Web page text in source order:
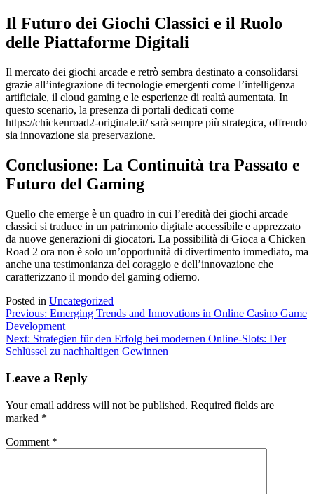
Il Futuro dei Giochi Classici e il Ruolo
delle Piattaforme Digitali
Il mercato dei giochi arcade e retrò sembra destinato a consolidarsi
grazie all’integrazione di tecnologie emergenti come l’intelligenza
artificiale, il cloud gaming e le esperienze di realtà aumentata. In
questo scenario, la presenza di portali dedicati come
https://chickenroad2-originale.it/ sarà sempre più strategica, offrendo
sia innovazione sia preservazione.
Conclusione: La Continuità tra Passato e
Futuro del Gaming
Quello che emerge è un quadro in cui l’eredità dei giochi arcade
classici si traduce in un patrimonio digitale accessibile e apprezzato
da nuove generazioni di giocatori. La possibilità di Gioca a Chicken
Road 2 ora non è solo un’opportunità di divertimento immediato, ma
anche una testimonianza del coraggio e dell’innovazione che
caratterizzano il mondo del gaming odierno.
Posted in Uncategorized
Post
navigation
Previous: Emerging Trends and Innovations in Online Casino Game
Development
Next: Strategien für den Erfolg bei modernen Online-Slots: Der
Schlüssel zu nachhaltigen Gewinnen
Leave a Reply
Your email address will not be published. Required fields are
marked *
Comment *